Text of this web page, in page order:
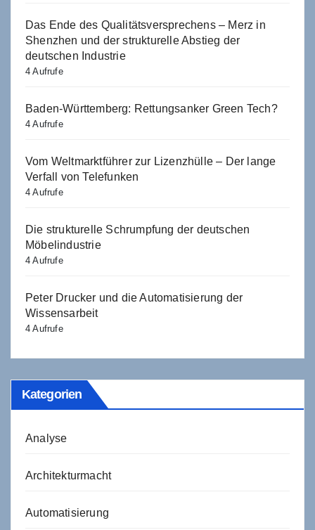
Das Ende des Qualitätsversprechens – Merz in
Shenzhen und der strukturelle Abstieg der
deutschen Industrie
4 Aufrufe
Baden-Württemberg: Rettungsanker Green Tech?
4 Aufrufe
Vom Weltmarktführer zur Lizenzhülle – Der lange
Verfall von Telefunken
4 Aufrufe
Die strukturelle Schrumpfung der deutschen
Möbelindustrie
4 Aufrufe
Peter Drucker und die Automatisierung der
Wissensarbeit
4 Aufrufe
Kategorien
Analyse
Architekturmacht
Automatisierung